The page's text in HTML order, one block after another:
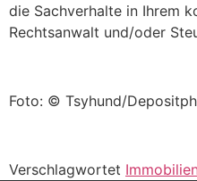
die Sachverhalte in Ihrem
Rechtsanwalt und/oder
Foto: © Tsyhund/
Verschlagwortet